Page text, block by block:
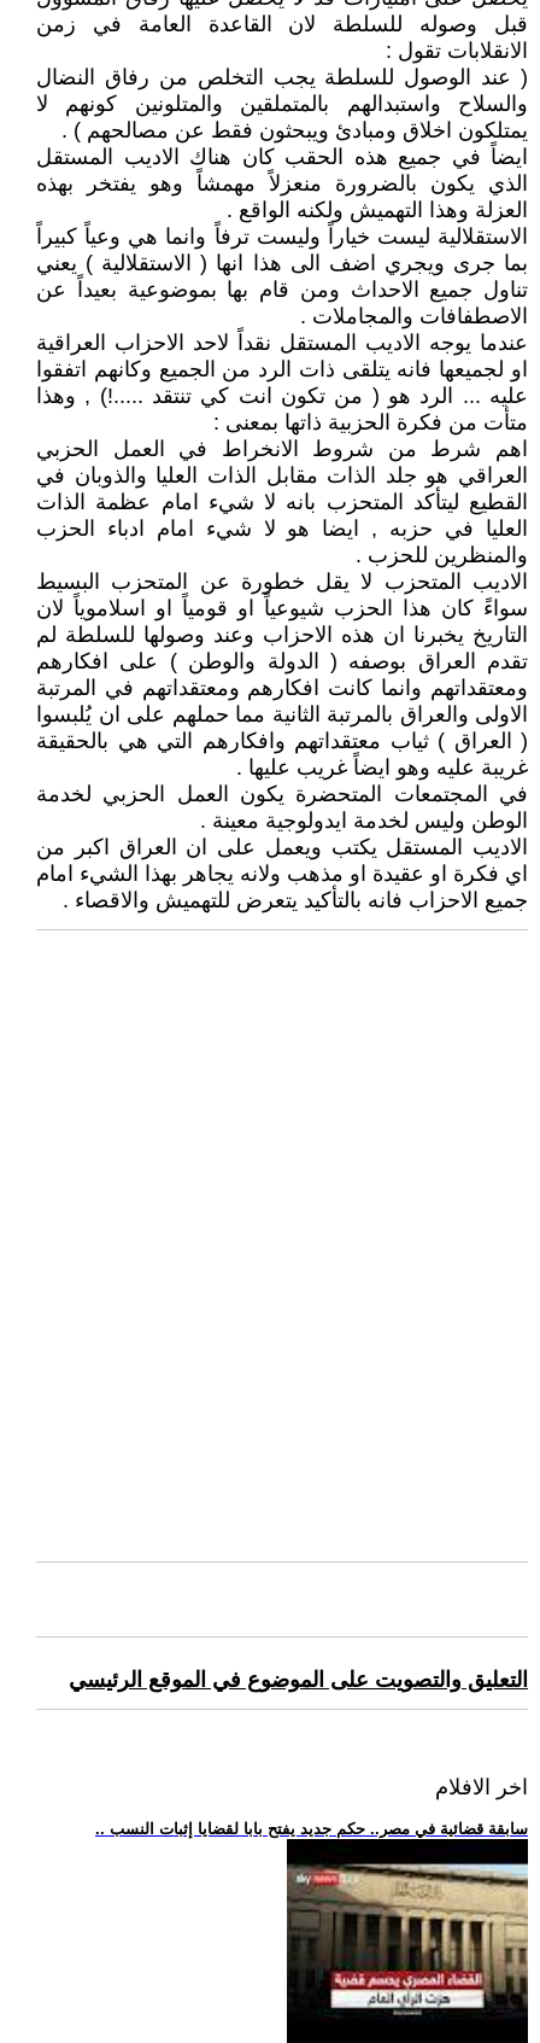
قبل وصوله للسلطة لان القاعدة العامة في زمن
الانقلابات تقول :
( عند الوصول للسلطة يجب التخلص من رفاق النضال
والسلاح واستبدالهم بالمتملقين والمتلونين كونهم لا
يمتلكون اخلاق ومبادئ ويبحثون فقط عن مصالحهم ) .
ايضاً في جميع هذه الحقب كان هناك الاديب المستقل
الذي يكون بالضرورة منعزلاً مهمشاً وهو يفتخر بهذه
العزلة وهذا التهميش ولكنه الواقع .
الاستقلالية ليست خياراً وليست ترفاً وانما هي وعياً كبيراً
بما جرى ويجري اضف الى هذا انها ( الاستقلالية ) يعني
تناول جميع الاحداث ومن قام بها بموضوعية بعيداً عن
الاصطفافات والمجاملات .
عندما يوجه الاديب المستقل نقداً لاحد الاحزاب العراقية
او لجميعها فانه يتلقى ذات الرد من الجميع وكانهم اتفقوا
عليه ... الرد هو ( من تكون انت كي تنتقد .....!) , وهذا
متأت من فكرة الحزبية ذاتها بمعنى :
اهم شرط من شروط الانخراط في العمل الحزبي
العراقي هو جلد الذات مقابل الذات العليا والذوبان في
القطيع ليتأكد المتحزب بانه لا شيء امام عظمة الذات
العليا في حزبه , ايضا هو لا شيء امام ادباء الحزب
والمنظرين للحزب .
الاديب المتحزب لا يقل خطورة عن المتحزب البسيط
سواءً كان هذا الحزب شيوعياً او قومياً او اسلاموياً لان
التاريخ يخبرنا ان هذه الاحزاب وعند وصولها للسلطة لم
تقدم العراق بوصفه ( الدولة والوطن ) على افكارهم
ومعتقداتهم وانما كانت افكارهم ومعتقداتهم في المرتبة
الاولى والعراق بالمرتبة الثانية مما حملهم على ان يُلبسوا
( العراق ) ثياب معتقداتهم وافكارهم التي هي بالحقيقة
غريبة عليه وهو ايضاً غريب عليها .
في المجتمعات المتحضرة يكون العمل الحزبي لخدمة
الوطن وليس لخدمة ايدولوجية معينة .
الاديب المستقل يكتب ويعمل على ان العراق اكبر من
اي فكرة او عقيدة او مذهب ولانه يجاهر بهذا الشيء امام
جميع الاحزاب فانه بالتأكيد يتعرض للتهميش والاقصاء .
التعليق والتصويت على الموضوع في الموقع الرئيسي
اخر الافلام
.. سابقة قضائية في مصر.. حكم جديد يفتح بابا لقضايا إثبات النسب